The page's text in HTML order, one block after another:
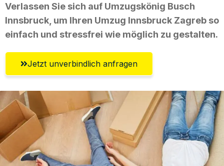
Verlassen Sie sich auf Umzugskönig Busch
Innsbruck, um Ihren Umzug Innsbruck Zagreb so
einfach und stressfrei wie möglich zu gestalten.
Jetzt unverbindlich anfragen